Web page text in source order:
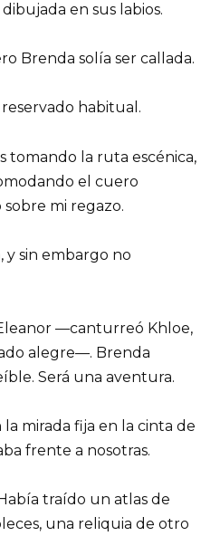
en sus labios.
Brenda solía ser callada.
habitual.
tomando la ruta escénica,
el cuero
mi regazo.
y sin embargo no
—canturreó Khloe,
alegre—. Brenda
Será una aventura.
la mirada fija en la cinta de
frente a nosotras.
traído un atlas de
una reliquia de otro